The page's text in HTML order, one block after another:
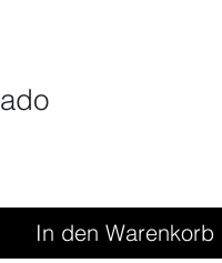
In den Warenkorb